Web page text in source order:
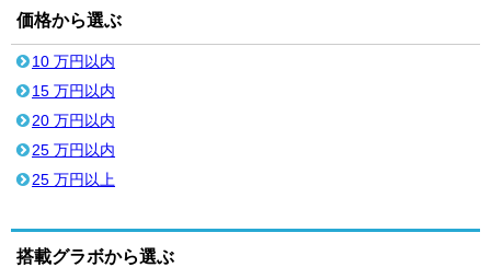
価格から選ぶ
10 万円以内
15 万円以内
20 万円以内
25 万円以内
25 万円以上
搭載グラボから選ぶ